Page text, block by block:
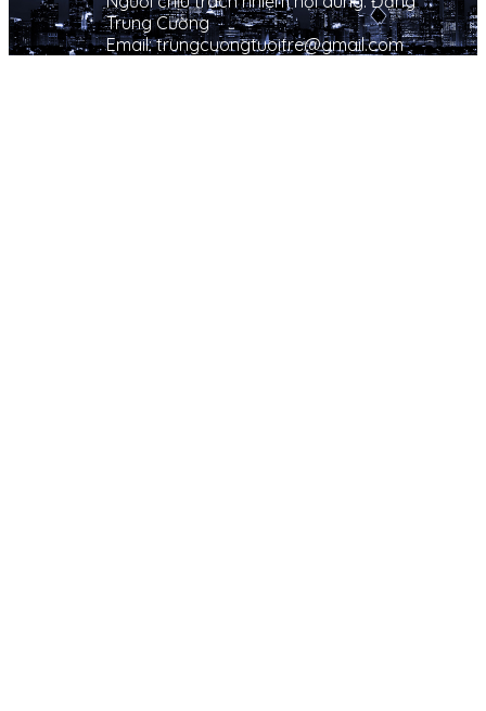
Trung Cường
Email: trungcuongtuoitre@gmail.com